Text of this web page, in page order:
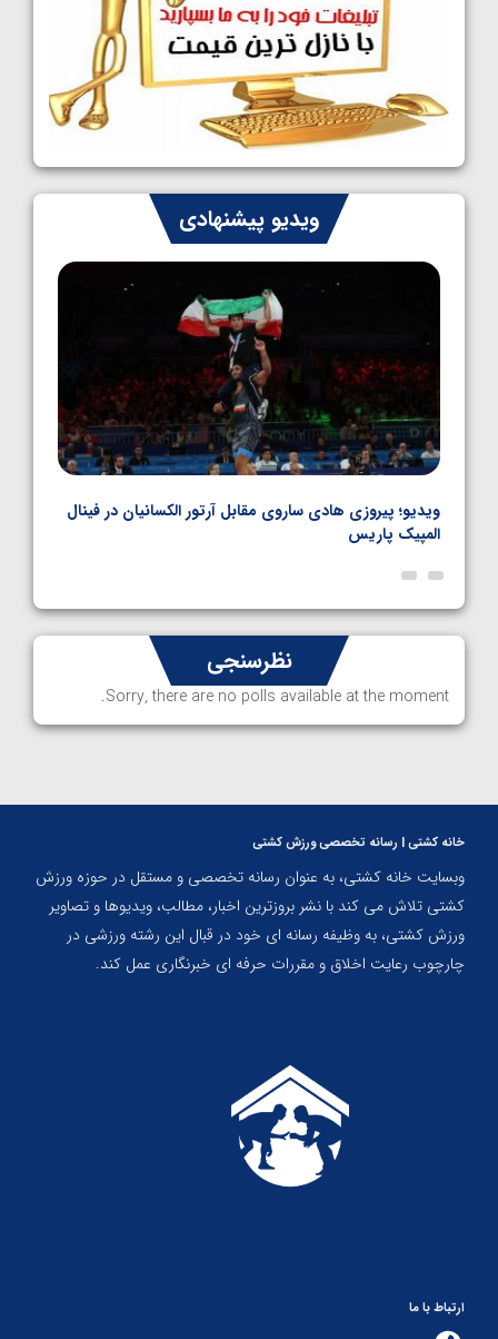
کشتی آزاد نوجوانان جهان؛ رقبای نمایندگان
ایران مشخص شدند
1405/05/08
کشتی فرنگی نوجوانان جهان؛ سکوی تیمی
سوم برای ایران
1405/05/07
ایران چشم به راه چهار مدال در پنج وزن دوم
کشتی فرنگی نوجوانان جهان
1405/05/06
ویدیو پیشنهادی
ویدیو؛ پیروزی هادی ساروی مقابل آرتور الکسانیان در فینال
المپیک پاریس
نظرسنجی
Sorry, there are no polls available at the moment.
خانه کشتی | رسانه تخصصی ورزش کشتی
وبسایت خانه کشتی، به عنوان رسانه تخصصی و مستقل در حوزه ورزش
کشتی تلاش می کند با نشر بروزترین اخبار، مطالب، ویدیوها و تصاویر
ورزش کشتی، به وظیفه رسانه ای خود در قبال این رشته ورزشی در
چارچوب رعایت اخلاق و مقررات حرفه ای خبرنگاری عمل کند.
ارتباط با ما